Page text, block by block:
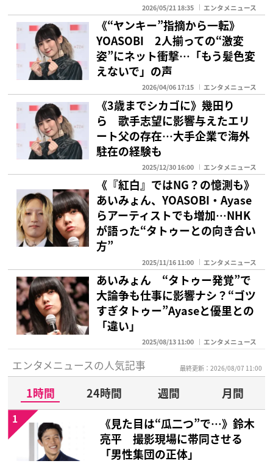
2026/05/21 18:35 エンタメニュース
《“ヤンキー”指摘から一転》
YOASOBI 2人揃っての“激変
姿”にネット衝撃…「もう髪色変
えないで」の声
2026/04/06 17:15 エンタメニュース
《3歳までシカゴに》幾田り
ら 歌手志望に影響与えたエリ
ート父の存在…大手企業で海外
駐在の経験も
2025/12/30 16:00 エンタメニュース
《『紅白』ではNG？の憶測も》
あいみょん、YOASOBI・Ayase
らアーティストでも増加…NHK
が語った“タトゥーとの向き合い
方”
2025/11/16 11:00 エンタメニュース
あいみょん “タトゥー発覚”で
大論争も仕事に影響ナシ？“ゴツ
すぎタトゥー”Ayaseと優里との
「違い」
2025/08/13 11:00 エンタメニュース
エンタメニュースの人気記事 最終更新：2026/08/07 11:00
1時間 24時間 週間
月間
《見た目は“瓜二つ”で…》鈴木
亮平 撮影現場に帯同させる
「男性集団の正体」
1